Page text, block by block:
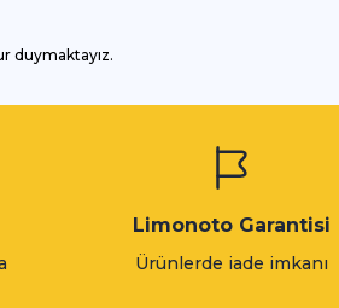
duymaktayız.
Limonoto Garantisi
Ürünlerde iade imkanı